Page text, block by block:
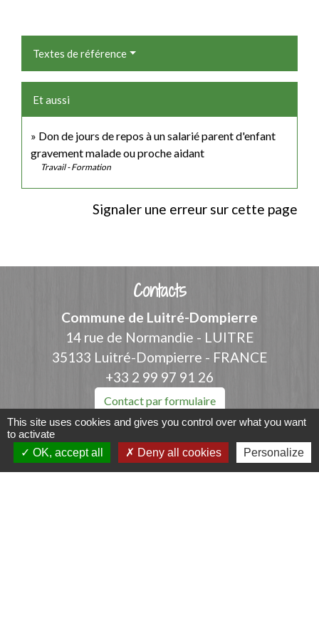
Textes de référence
Et aussi
Don de jours de repos à un salarié parent d'enfant
gravement malade ou proche aidant
Travail - Formation
Signaler une erreur sur cette page
Contacts
Commune de Luitré-Dompierre
14 rue de Normandie - LUITRE
35133 Luitré-Dompierre - FRANCE
+33 2 99 97 91 26
Contact par formulaire
This site uses cookies and gives you control over what you want
to activate
OK, accept all
Deny all cookies Personalize